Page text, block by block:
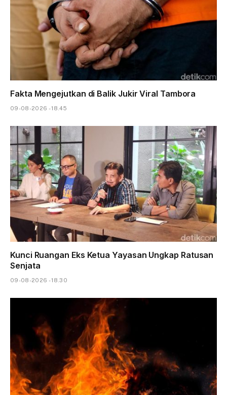
Fakta Mengejutkan di Balik Jukir Viral Tambora
09-08-2026 - 18.45
Kunci Ruangan Eks Ketua Yayasan Ungkap Ratusan
Senjata
09-08-2026 - 18.30